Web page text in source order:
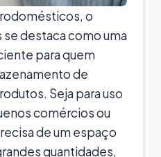
o
destaca como uma
para quem
de
Seja para uso
comércios ou
de um espaço
quantidades,